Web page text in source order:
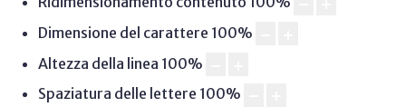
Dimensione del carattere 100%
Altezza della linea 100%
Spaziatura delle lettere 100%